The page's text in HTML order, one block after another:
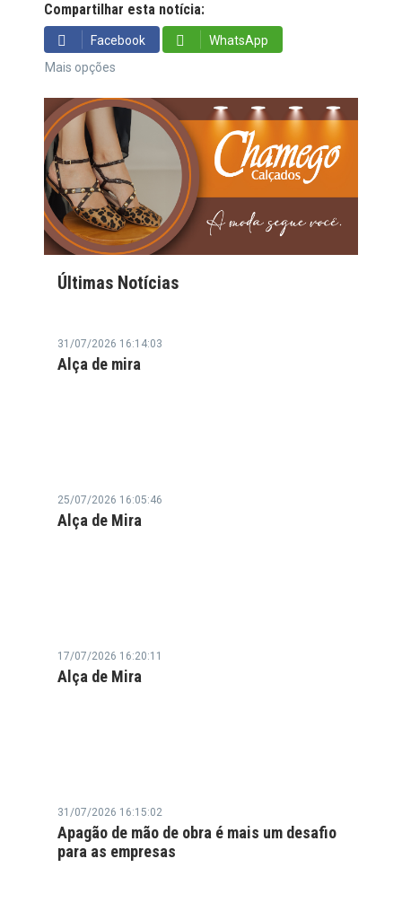
Compartilhar esta notícia:
Facebook
WhatsApp
Mais opções
Últimas Notícias
31/07/2026 16:14:03
Alça de mira
25/07/2026 16:05:46
Alça de Mira
17/07/2026 16:20:11
Alça de Mira
31/07/2026 16:15:02
Apagão de mão de obra é mais um desafio
para as empresas